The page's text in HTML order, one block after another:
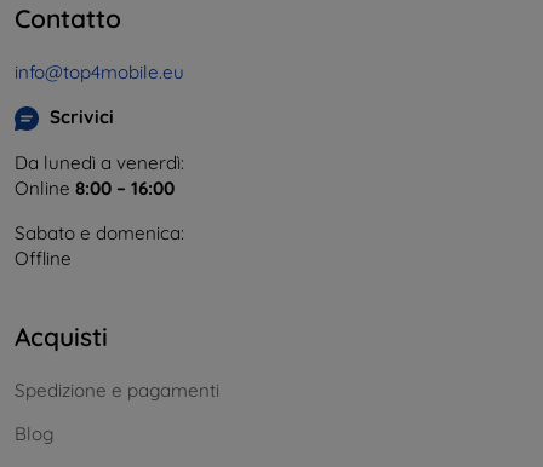
Contatto
info@top4mobile.eu
Scrivici
Da lunedì a venerdì:
Online 8:00 – 16:00
Sabato e domenica:
Offline
Acquisti
Spedizione e pagamenti
Blog